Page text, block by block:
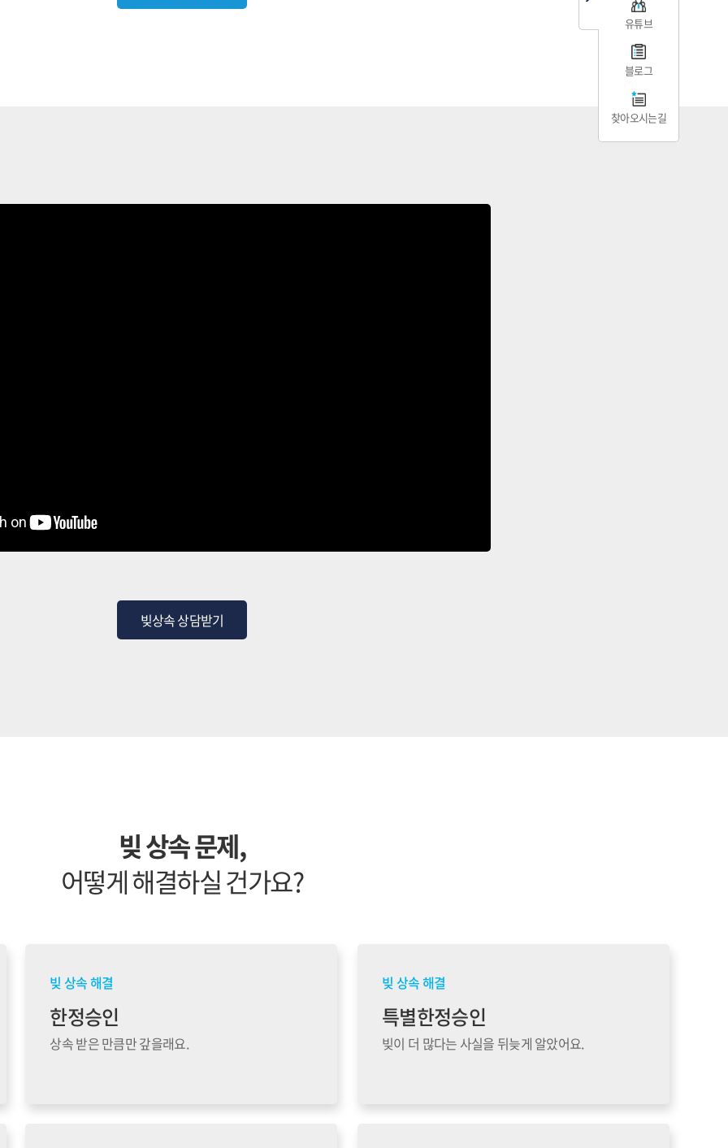
유튜브
블로그
찾아오시는길
빚상속 상담받기
빚 상속 문제,
어떻게 해결하실 건가요?
빚 상속 해결
한정승인
상속 받은 만큼만 갚을래요.
빚 상속 해결
특별한정승인
빚이 더 많다는 사실을 뒤늦게 알았어요.